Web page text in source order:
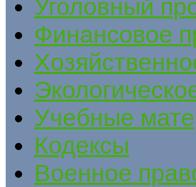
Уголовный
Финансовое
Учебные
Кодексы
Военное